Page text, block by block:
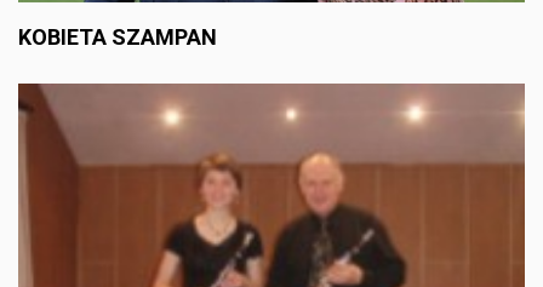
KOBIETA SZAMPAN